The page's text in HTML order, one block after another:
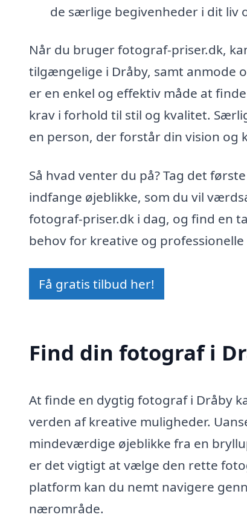
de særlige begivenheder i dit liv
Når du bruger fotograf-priser.dk,
tilgængelige i Dråby, samt anmode
er en enkel og effektiv måde at
krav i forhold til stil og kvalitet.
en person, der forstår din vision og
Så hvad venter du på? Tag det
indfange øjeblikke, som du vil
fotograf-priser.dk i dag, og find en
behov for kreative og professionelle
Få gratis tilbud her!
Find din fotograf i
At finde en dygtig fotograf i Dråby
verden af kreative muligheder.
mindeværdige øjeblikke fra en
er det vigtigt at vælge den rette
platform kan du nemt navigere
nærområde.